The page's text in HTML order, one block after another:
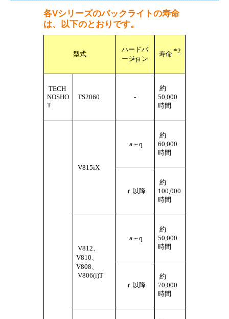
各Vシリーズのバックライトの寿命
は、以下のとおりです。
型式
ハードバ
ージョン
*1
寿命 *2
TECH
NOSHO
T
TS2060 -
約
50,000
時間
V815iX
a～q
約
60,000
時間
ｒ以降
約
100,000
時間
V812、
V810、
V808、
V806(i)T
a～q
約
50,000
時間
ｒ以降
約
70,000
時間